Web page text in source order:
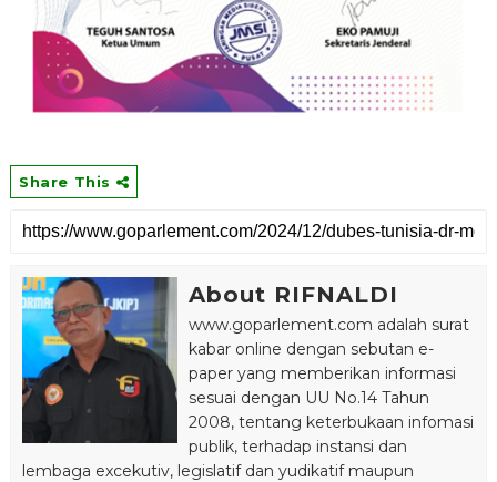
Share This
About RIFNALDI
www.goparlement.com adalah surat
kabar online dengan sebutan e-
paper yang memberikan informasi
sesuai dengan UU No.14 Tahun
2008, tentang keterbukaan infomasi
publik, terhadap instansi dan
lembaga excekutiv, legislatif dan yudikatif maupun